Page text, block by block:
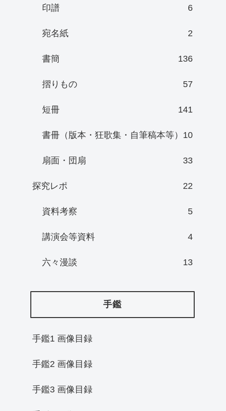
印譜 6
宛名紙 2
書簡 136
摺りもの 57
短冊 141
書冊（版本・狂歌集・自筆稿本等） 10
扇面・団扇 33
探究レポ 22
資料考察 5
講演会等資料 4
六々漫談 13
手鑑
手鑑1 画像目録
手鑑2 画像目録
手鑑3 画像目録